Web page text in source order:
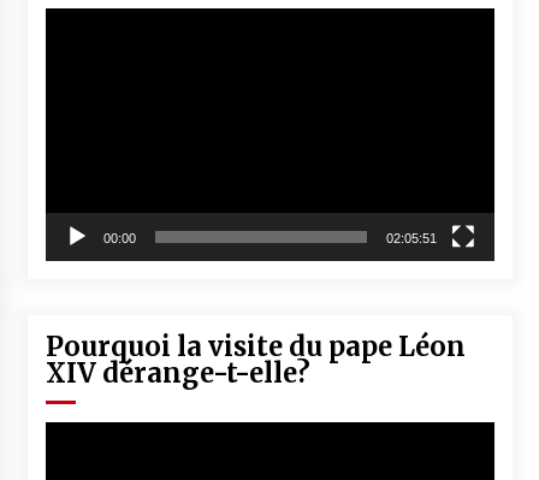
00:00 02:05:51
Pourquoi la visite du pape Léon
XIV dérange-t-elle?